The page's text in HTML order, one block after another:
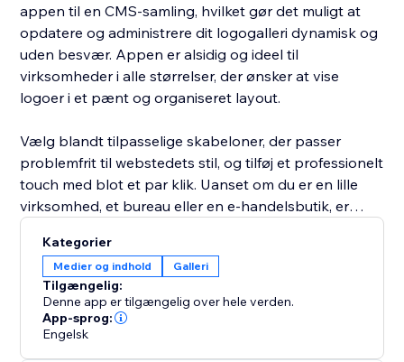
appen til en CMS-samling, hvilket gør det muligt at
opdatere og administrere dit logogalleri dynamisk og
uden besvær. Appen er alsidig og ideel til
virksomheder i alle størrelser, der ønsker at vise
logoer i et pænt og organiseret layout.
Vælg blandt tilpasselige skabeloner, der passer
problemfrit til webstedets stil, og tilføj et professionelt
touch med blot et par klik. Uanset om du er en lille
virksomhed, et bureau eller en e-handelsbutik, er
Kategorier
Medier og indhold Galleri
Tilgængelig:
Denne app er tilgængelig over hele verden.
App-sprog:
Engelsk